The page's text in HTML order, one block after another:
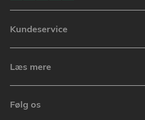
Kundeservice
Læs mere
Følg os